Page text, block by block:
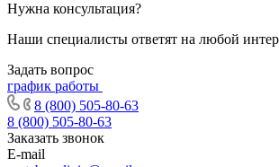
Нужна консультация?
Наши специалисты ответят на любой
Задать вопрос
график работы
8 (800) 505-80-63
8 (800) 505-80-63
Заказать звонок
E-mail